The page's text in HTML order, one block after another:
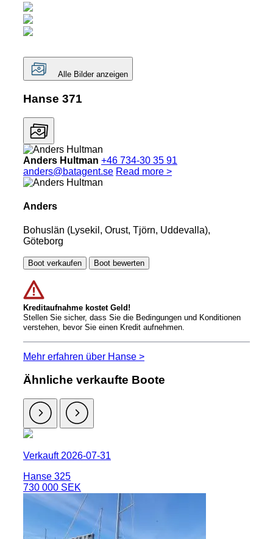
Alle Bilder anzeigen
Hanse 371
Anders Hultman +46 734-30 35 91
anders@batagent.se Read more >
Anders
Bohuslän (Lysekil, Orust, Tjörn, Uddevalla),
Göteborg
Boot verkaufen Boot bewerten
Kreditaufnahme kostet Geld!
Stellen Sie sicher, dass Sie die Bedingungen und Konditionen
verstehen, bevor Sie einen Kredit aufnehmen.
Mehr erfahren über Hanse >
Ähnliche verkaufte Boote
Verkauft 2026-07-31
Hanse 325
730 000 SEK